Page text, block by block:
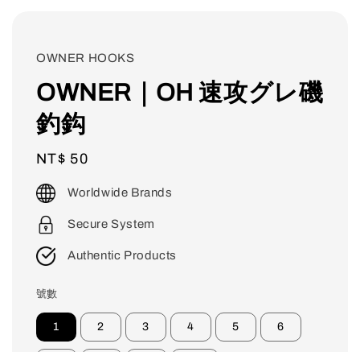
OWNER HOOKS
OWNER｜OH 速攻グレ磯
釣鈎
Regular
price
NT$ 50
Worldwide Brands
Secure System
Authentic Products
號數
1 2 3 4 5 6